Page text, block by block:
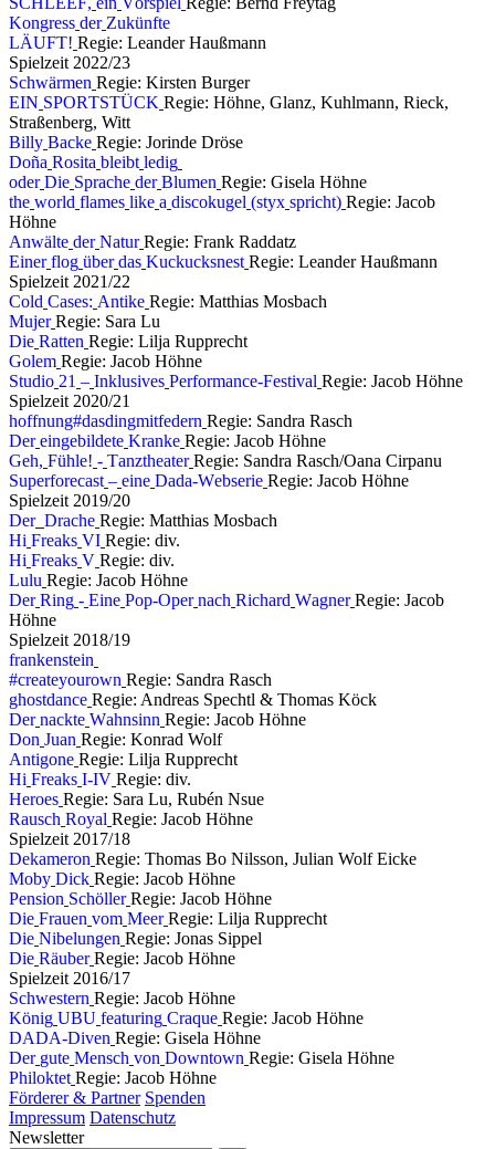
Kongress der Zukünfte
LÄUFT! Regie: Leander Haußmann
Spielzeit 2022/23
Schwärmen Regie: Kirsten Burger
EIN SPORTSTÜCK Regie: Höhne, Glanz, Kuhlmann, Rieck,
Straßenberg, Witt
Billy Backe Regie: Jorinde Dröse
Doña Rosita bleibt ledig
oder Die Sprache der Blumen Regie: Gisela Höhne
the world flames like a discokugel (styx spricht) Regie: Jacob
Höhne
Anwälte der Natur Regie: Frank Raddatz
Einer flog über das Kuckucksnest Regie: Leander Haußmann
Spielzeit 2021/22
Cold Cases: Antike Regie: Matthias Mosbach
Mujer Regie: Sara Lu
Die Ratten Regie: Lilja Rupprecht
Golem Regie: Jacob Höhne
Studio 21 – Inklusives Performance-Festival Regie: Jacob Höhne
Spielzeit 2020/21
hoffnung#dasdingmitfedern Regie: Sandra Rasch
Der eingebildete Kranke Regie: Jacob Höhne
Geh, Fühle! - Tanztheater Regie: Sandra Rasch/Oana Cirpanu
Superforecast – eine Dada-Webserie Regie: Jacob Höhne
Spielzeit 2019/20
Der Drache Regie: Matthias Mosbach
Hi Freaks VI Regie: div.
Hi Freaks V Regie: div.
Lulu Regie: Jacob Höhne
Der Ring - Eine Pop-Oper nach Richard Wagner Regie: Jacob
Höhne
Spielzeit 2018/19
frankenstein
#createyourown Regie: Sandra Rasch
ghostdance Regie: Andreas Spechtl & Thomas Köck
Der nackte Wahnsinn Regie: Jacob Höhne
Don Juan Regie: Konrad Wolf
Antigone Regie: Lilja Rupprecht
Hi Freaks I-IV Regie: div.
Heroes Regie: Sara Lu, Rubén Nsue
Rausch Royal Regie: Jacob Höhne
Spielzeit 201 7/18
Dekameron Regie: Thomas Bo Nilsson, Julian Wolf Eicke
Moby Dick Regie: Jacob Höhne
Pension Schöller Regie: Jacob Höhne
Die Frauen vom Meer Regie: Lilja Rupprecht
Die Nibelungen Regie: Jonas Sippel
Die Räuber Regie: Jacob Höhne
Spielzeit 2016/1 7
Schwestern Regie: Jacob Höhne
König UBU featuring Craque Regie: Jacob Höhne
DADA-Diven Regie: Gisela Höhne
Der gute Mensch von Downtown Regie: Gisela Höhne
Philoktet Regie: Jacob Höhne
Förderer & Partner Spenden
Impressum Datenschutz
Newsletter